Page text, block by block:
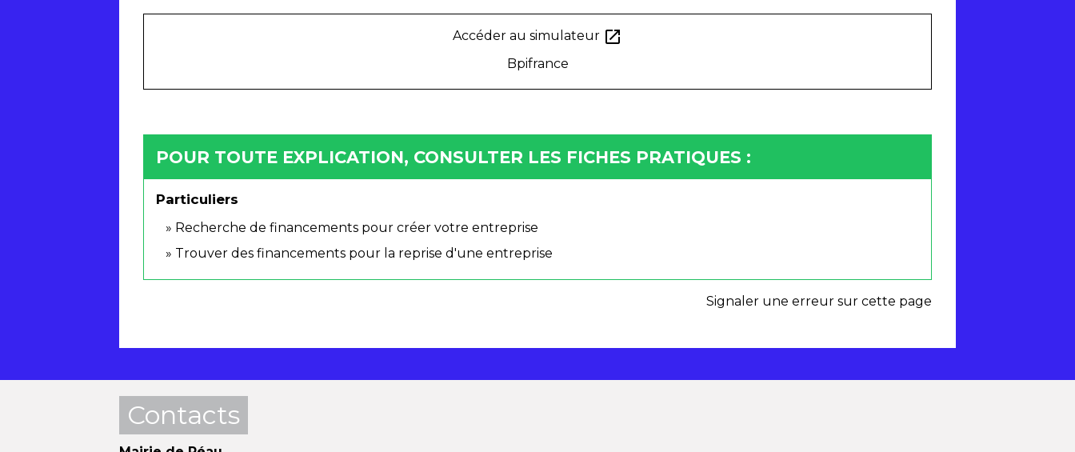
Accéder au simulateur open_in_new
Bpifrance
POUR TOUTE EXPLICATION, CONSULTER LES FICHES PRATIQUES :
Particuliers
Recherche de financements pour créer votre entreprise
Trouver des financements pour la reprise d'une entreprise
Signaler une erreur sur cette page
Contacts